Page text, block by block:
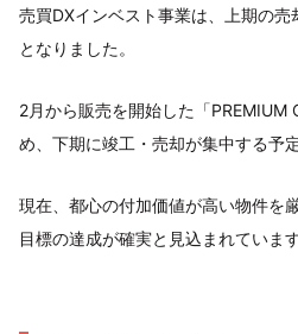
売買DXインベスト事業は、上期の
となりました。
2月から販売を開始した「PREMIUM
め、下期に竣工・売却が集中する予定
現在、都心の付加価値が高い物件を
目標の達成が確実と見込まれています